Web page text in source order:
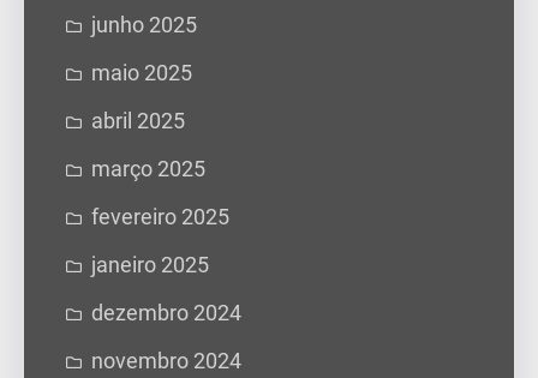
junho 2025
maio 2025
abril 2025
março 2025
fevereiro 2025
janeiro 2025
dezembro 2024
novembro 2024